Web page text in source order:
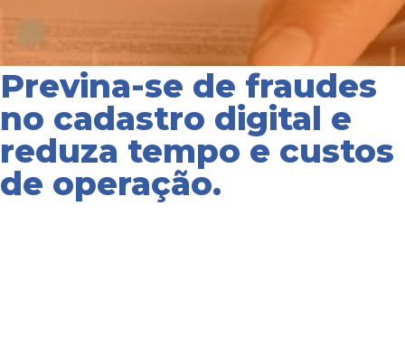
Prevenção à
Fraudes
Proteja-se contra
Previna-se de fraudes
no cadastro digital e
reduza tempo e custos
de operação.